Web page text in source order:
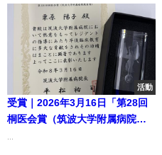
活動
受賞｜2026年3月16日「第28回
桐医会賞（筑波大学附属病院教